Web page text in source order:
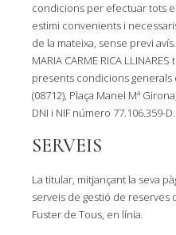
condicions per efectuar tots
estimi convenients i
de la mateixa, sense previ avís.
MARIA CARME RICA
presents condicions generals
(08712), Plaça Manel Mª
DNI i NIF número 77.106.359-D.
SERVEIS
La titular, mitjançant la seva
serveis de gestió de reserves
Fuster de Tous, en línia.